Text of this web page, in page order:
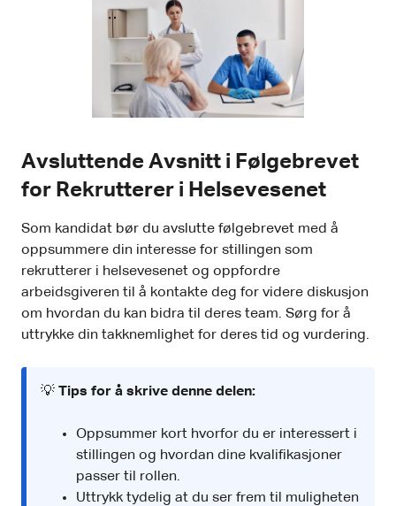
Avsluttende Avsnitt i Følgebrevet
for Rekrutterer i Helsevesenet
Som kandidat bør du avslutte følgebrevet med å
oppsummere din interesse for stillingen som
rekrutterer i helsevesenet og oppfordre
arbeidsgiveren til å kontakte deg for videre diskusjon
om hvordan du kan bidra til deres team. Sørg for å
uttrykke din takknemlighet for deres tid og vurdering.
💡 Tips for å skrive denne delen:
Oppsummer kort hvorfor du er interessert i
stillingen og hvordan dine kvalifikasjoner
passer til rollen.
Uttrykk tydelig at du ser frem til muligheten